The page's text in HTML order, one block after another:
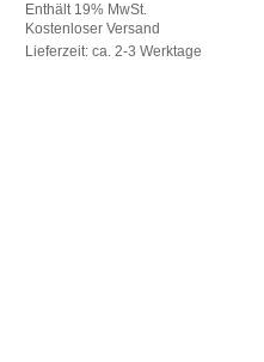
bis
29,90 €
Enthält 19% MwSt.
Kostenloser Versand
Lieferzeit: ca. 2-3 Werktage